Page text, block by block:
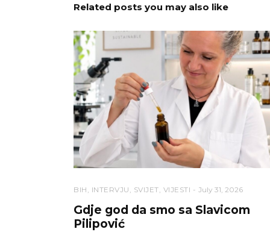
Related posts you may also like
BIH , INTERVJU , SVIJET, VIJESTI July 31, 2026
Gdje god da smo sa Slavicom
Pilipović